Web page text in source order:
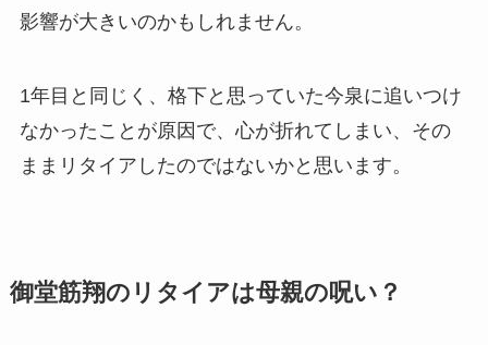
影響が大きいのかもしれません。
1年目と同じく、格下と思っていた今泉に追いつけ
なかったことが原因で、心が折れてしまい、その
ままリタイアしたのではないかと思います。
御堂筋翔のリタイアは母親の呪い？